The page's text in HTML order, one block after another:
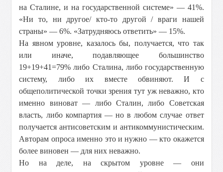
на Сталине, и на государственной системе» — 41%.
«Ни то, ни другое/ кто-то другой / враги нашей
страны» — 6%. «Затрудняюсь ответить» — 15%.
На явном уровне, казалось бы, получается, что так
или иначе, подавляющее большинство
19+19+41=79% либо Сталина, либо государственную
систему, либо их вместе обвиняют. И с
общеполитической точки зрения тут уж неважно, кто
именно виноват — либо Сталин, либо Советская
власть, либо компартия — но в любом случае ответ
получается антисоветским и антикоммунистическим.
Авторам опроса именно это и нужно — кто окажется
более виновен — для них неважно.
Но на деле, на скрытом уровне — они